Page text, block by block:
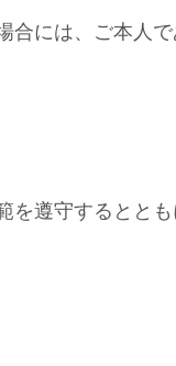
合には、ご本人
遵守するとと